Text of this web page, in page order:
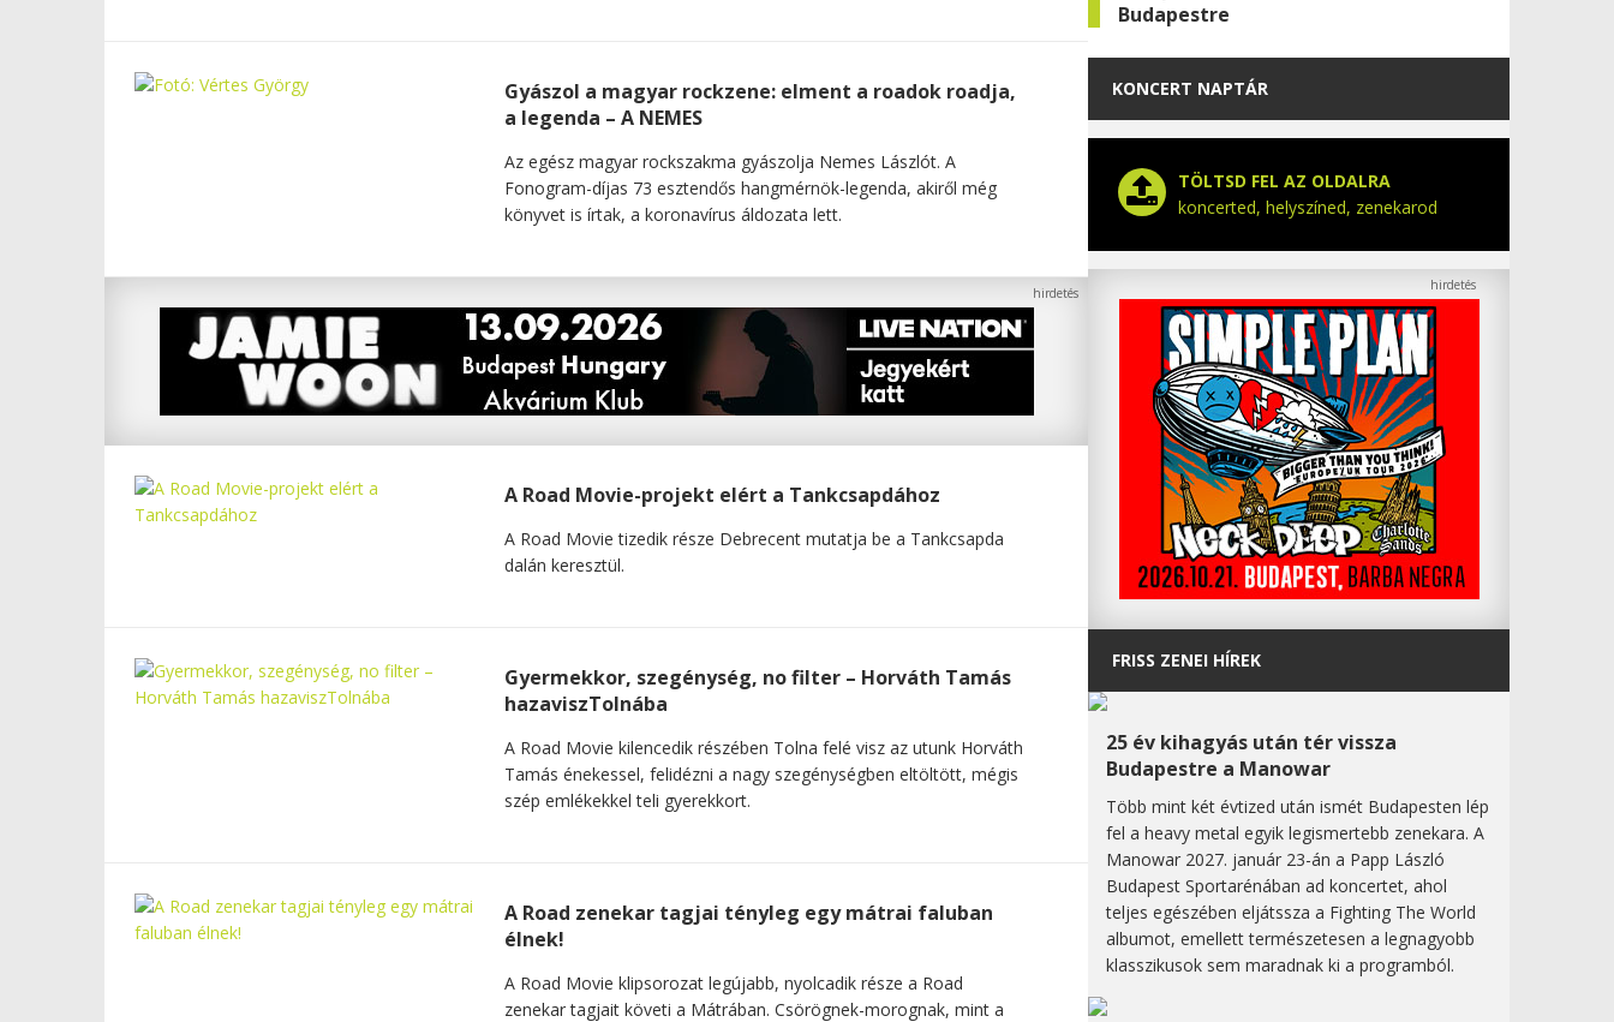
Gyászol a magyar rockzene: elment a roadok roadja,
a legenda – A NEMES
Az egész magyar rockszakma gyászolja Nemes Lászlót. A
Fonogram-díjas 73 esztendős hangmérnök-legenda, akiről még
könyvet is írtak, a koronavírus áldozata lett.
A Road Movie-projekt elért a Tankcsapdához
A Road Movie tizedik része Debrecent mutatja be a Tankcsapda
dalán keresztül.
Gyermekkor, szegénység, no filter – Horváth Tamás
hazaviszTolnába
A Road Movie kilencedik részében Tolna felé visz az utunk Horváth
Tamás énekessel, felidézni a nagy szegénységben eltöltött, mégis
szép emlékekkel teli gyerekkort.
A Road zenekar tagjai tényleg egy mátrai faluban
élnek!
A Road Movie klipsorozat legújabb, nyolcadik része a Road
zenekar tagjait követi a Mátrában. Csörögnek-morognak, mint a
Budapestre
KONCERT NAPTÁR
TÖLTSD FEL AZ OLDALRA
koncerted, helyszíned, zenekarod
FRISS ZENEI HÍREK
25 év kihagyás után tér vissza
Budapestre a Manowar
Több mint két évtized után ismét Budapesten lép
fel a heavy metal egyik legismertebb zenekara. A
Manowar 2027. január 23-án a Papp László
Budapest Sportarénában ad koncertet, ahol
teljes egészében eljátssza a Fighting The World
albumot, emellett természetesen a legnagyobb
klasszikusok sem maradnak ki a programból.